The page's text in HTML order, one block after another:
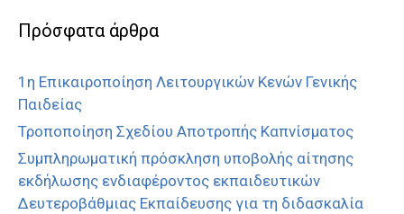
Πρόσφατα άρθρα
1η Επικαιροποίηση Λειτουργικών Κενών Γενικής
Παιδείας
Τροποποίηση Σχεδίου Αποτροπής Καπνίσματος
Συμπληρωματική πρόσκληση υποβολής αίτησης
εκδήλωσης ενδιαφέροντος εκπαιδευτικών
Δευτεροβάθμιας Εκπαίδευσης για τη διδασκαλία